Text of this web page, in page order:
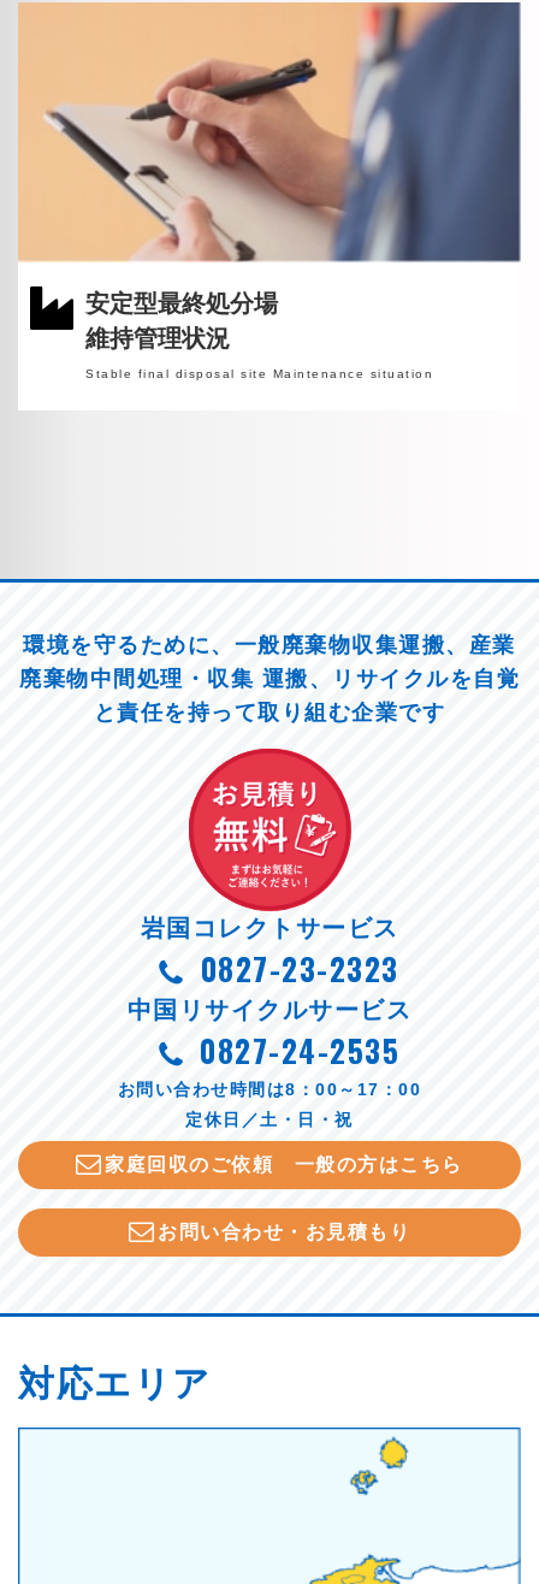
安定型最終処分場
維持管理状況
Stable final disposal site Maintenance situation
環境を守るために、一般廃棄物収集運搬、産業
廃棄物中間処理・収集 運搬、リサイクルを自覚
と責任を持って取り組む企業です
岩国コレクトサービス
0827-23-2323
中国リサイクルサービス
0827-24-2535
お問い合わせ時間は8：00～17：00
定休日／土・日・祝
家庭回収のご依頼 一般の方はこちら
お問い合わせ・お見積もり
対応エリア